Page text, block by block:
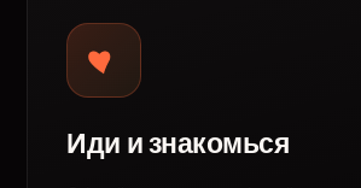
Иди и знакомься